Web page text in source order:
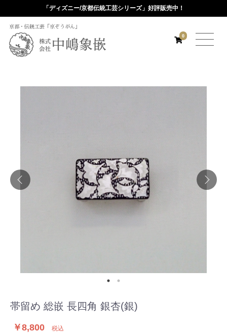
「ディズニー/京都伝統工芸シリーズ」好評販売中！
京都・伝統工芸「京ぞうがん」
0
帯留め 総嵌 長四角 銀杏(銀)
￥8,800 税込